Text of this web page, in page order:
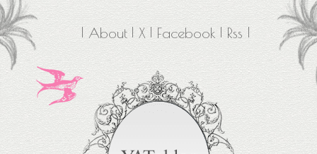
About X Facebook Rss